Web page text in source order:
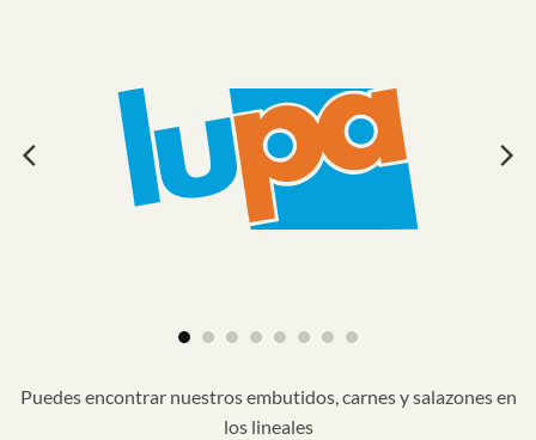
Puedes encontrar nuestros embutidos, carnes y salazones en
los lineales